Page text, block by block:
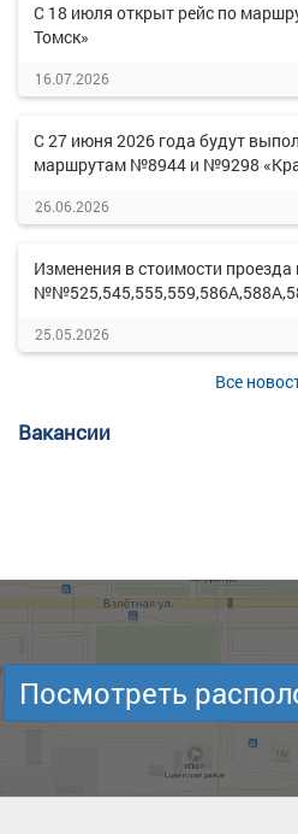
С 18 июля открыт рейс по
Томск»
16.07.2026
С 27 июня 2026 года будут
маршрутам №8944 и №9298
26.06.2026
Изменения в стоимости
25.05.2026
Все
Вакансии
Посмотреть